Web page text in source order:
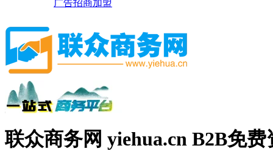
广告招商加盟
联众商务网 yiehua.cn B2B免